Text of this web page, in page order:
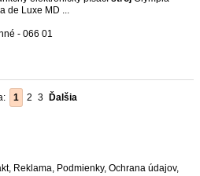
de Luxe MD ...
- 066 01
1 2 3 Ďalšia
, Reklama, Podmienky, Ochrana údajov,